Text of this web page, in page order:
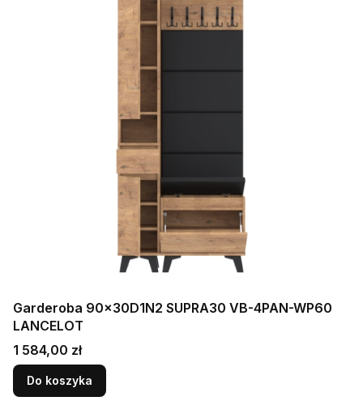
Garderoba 90x30D1N2 SUPRA30 VB-4PAN-WP60
LANCELOT
Cena
1 584,00 zł
Do koszyka